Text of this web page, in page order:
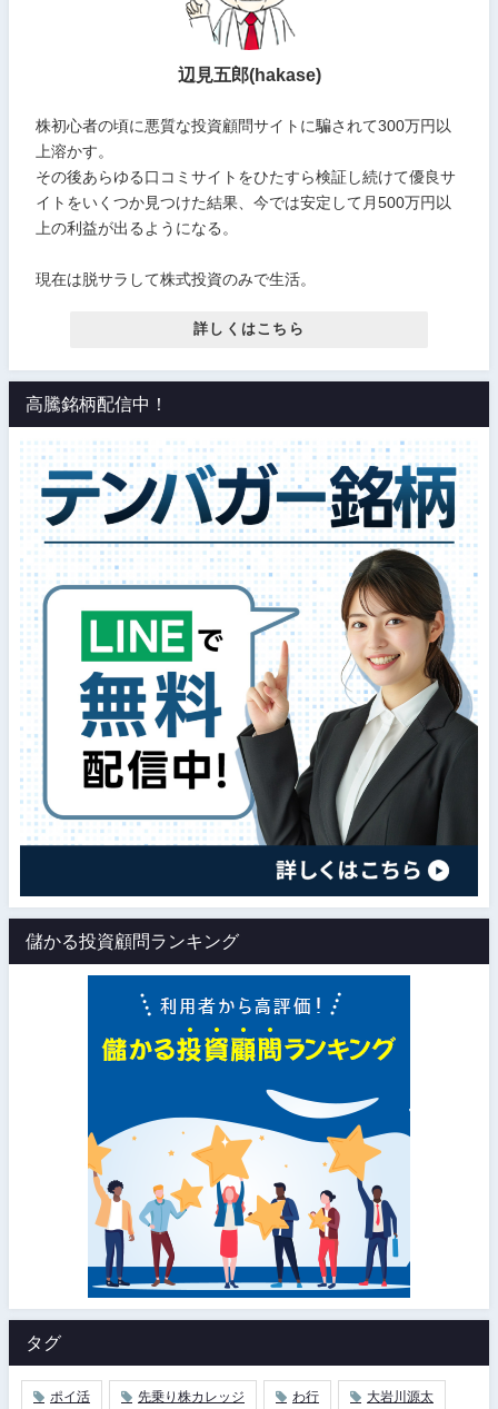
辺見五郎(hakase)
株初心者の頃に悪質な投資顧問サイトに騙されて300万円以
上溶かす。
その後あらゆる口コミサイトをひたすら検証し続けて優良サ
イトをいくつか見つけた結果、今では安定して月500万円以
上の利益が出るようになる。
現在は脱サラして株式投資のみで生活。
詳しくはこちら
高騰銘柄配信中！
儲かる投資顧問ランキング
タグ
ポイ活 先乗り株カレッジ わ行 大岩川源太